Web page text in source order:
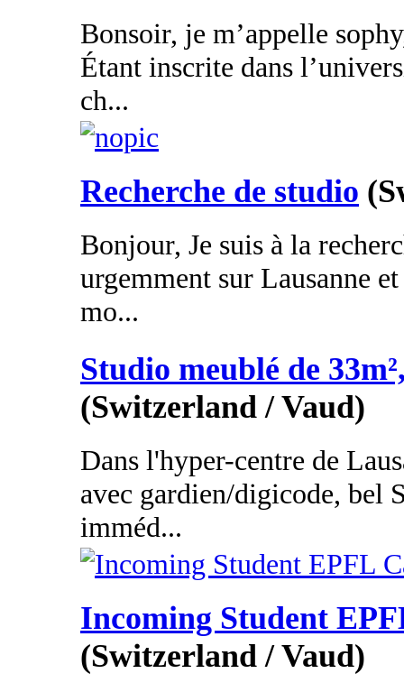
Bonsoir, je m’appelle
Étant inscrite dans
ch...
Recherche de studio
Bonjour, Je suis à la
urgemment sur Lausanne
mo...
Studio meublé de
(Switzerland / Vaud)
Dans l'hyper-centre de
avec gardien/digicode, bel
imméd...
Incoming Student
(Switzerland / Vaud)